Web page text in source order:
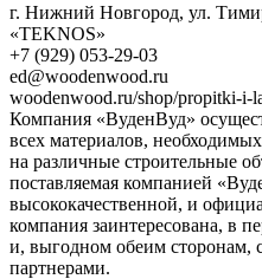
г. Нижний Новгород, ул.
«TEKNOS»
+7 (929) 053-29-03
ed@woodenwood.ru
woodenwood.ru/shop/propitki-i-
Компания «ВуденВуд»
всех материалов,
на различные строительные
поставляемая компанией
высококачественной, и
компания заинтересована, в
и, выгодном обеим сторонам,
партнерами.